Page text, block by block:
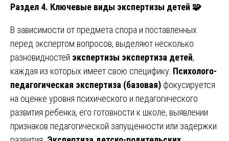
Раздел 4. Ключевые виды экспертизы детей 🧩
В зависимости от предмета спора и поставленных
перед экспертом вопросов, выделяют несколько
разновидностей экспертизы экспертиза детей,
каждая из которых имеет свою специфику. Психолого-
педагогическая экспертиза (базовая) фокусируется
на оценке уровня психического и педагогического
развития ребенка, его готовности к школе, выявлении
признаков педагогической запущенности или задержки